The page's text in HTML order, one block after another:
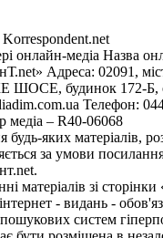
онлайн-медіа Назва
Адреса: 02091,
будинок 172-Б,
Телефон:
медіа – R40-06068
будь-яких матеріалів,
за умови
матеріалів зі
- видань -
систем